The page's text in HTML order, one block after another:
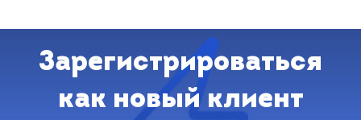
Зарегистрироваться
как новый клиент